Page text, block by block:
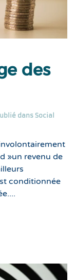
des
dans Social
»un revenu de
conditionnée